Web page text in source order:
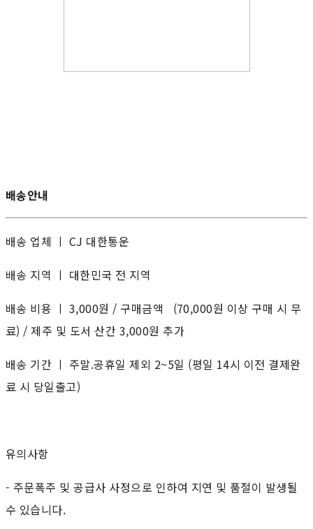
배송안내
배송 업체 ㅣ CJ 대한통운
배송 지역 ㅣ 대한민국 전 지역
배송 비용 ㅣ 3,000원 / 구매금액 (70,000원 이상 구매 시 무
료) / 제주 및 도서 산간 3,000원 추가
배송 기간 ㅣ 주말.공휴일 제외 2~5일 (평일 14시 이전 결제완
료 시 당일출고)
유의사항
- 주문폭주 및 공급사 사정으로 인하여 지연 및 품절이 발생될
수 있습니다.